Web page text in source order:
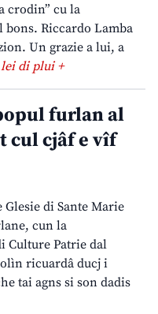
crodin” cu la
Riccardo Lamba
Un grazie a lui, a
lei di plui +
furlan al
cul cjâf e vîf
di Sante Marie
cun la
Culture Patrie dal
ricuardâ ducj i
tai agns si son dadis